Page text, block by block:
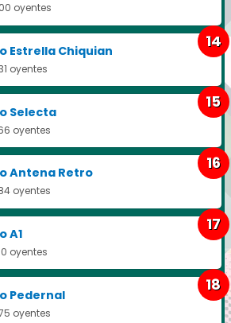
oyentes
Estrella Chiquian
oyentes
14
Selecta
oyentes
15
Antena Retro
oyentes
16
A1
oyentes
17
Pedernal
oyentes
18